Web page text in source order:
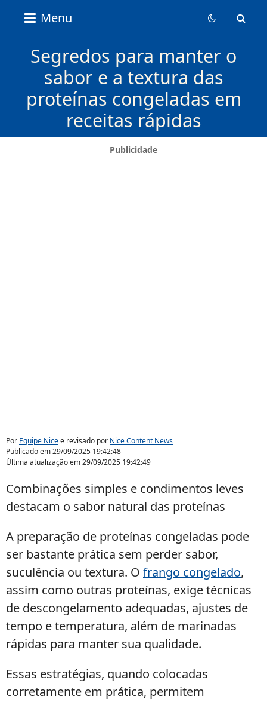
Content Menu
Segredos para manter o
sabor e a textura das
proteínas congeladas em
receitas rápidas
Por Equipe Nicee revisado por Nice Content News
Publicado em29/09/2025 19:42:48
Última atualização em29/09/2025 19:42:49
Combinações simples e condimentos leves
destacam o sabor natural das proteínas
A preparação de proteínas congeladas pode
ser bastante prática sem perder sabor,
suculência ou textura. O frango congelado,
assim como outras proteínas, exige técnicas
de descongelamento adequadas, ajustes de
tempo e temperatura, além de marinadas
rápidas para manter sua qualidade.
Essas estratégias, quando colocadas
corretamente em prática, permitem